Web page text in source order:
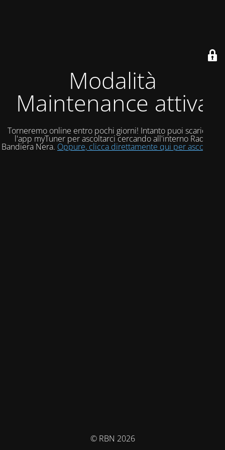
Modalità
Maintenance attiva
Torneremo online entro pochi giorni! Intanto puoi scaricare
l'app myTuner per ascoltarci cercando all'interno Radio
Bandiera Nera. Oppure, clicca direttamente qui per ascoltarci!
© RBN 2026